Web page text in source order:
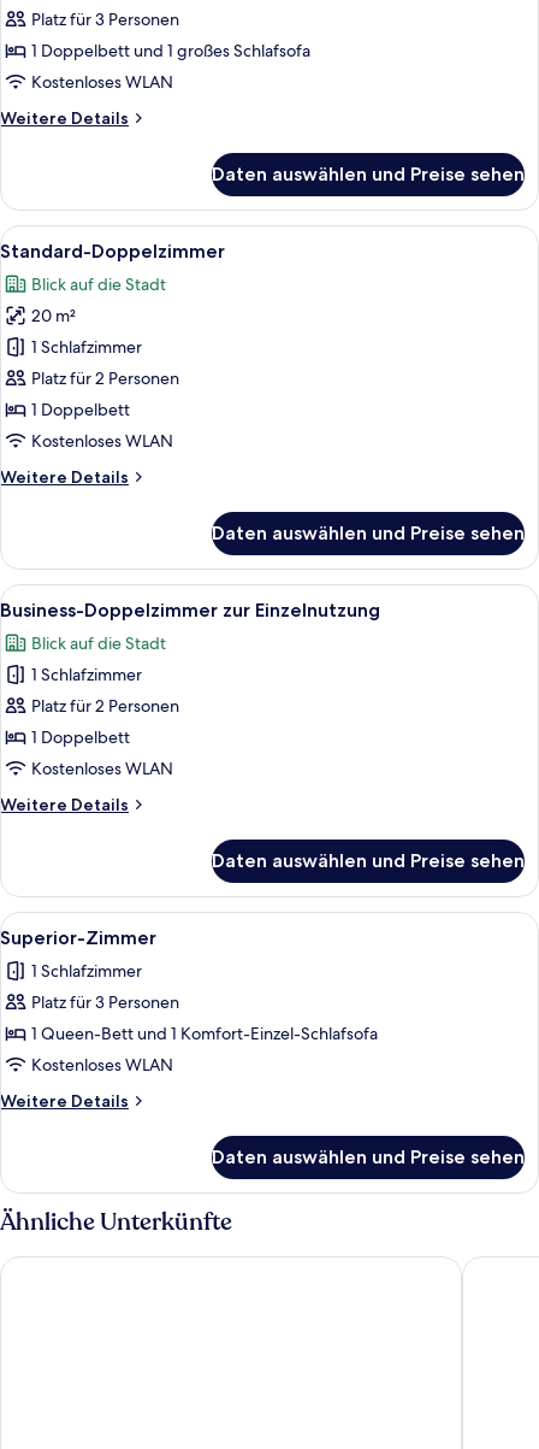
anzeigen
Platz für 3 Personen
1 Doppelbett und 1 großes Schlafsofa
Kostenloses WLAN
Weitere Details
Weitere
Apartment
Daten auswählen und Preise sehen
Alle
Fotos
für
Standard-
Doppelzimmer
anzeigen
Ein Schlafzimmer mit einem Bett,
36
Standard-Doppelzimmer
Blick auf die Stadt
20 m²
1 Schlafzimmer
Platz für 2 Personen
1 Doppelbett
Kostenloses WLAN
Weitere Details
Weitere
Doppelzimmer
Daten auswählen und Preise sehen
Alle
Fotos
für
Business-
Doppelzimmer
zur
Einzelnutzung
Ein Hotelzimmer mit Bett,
29
Business-Doppelzimmer zur Einzelnutzung
Blick auf die Stadt
1 Schlafzimmer
Platz für 2 Personen
1 Doppelbett
Kostenloses WLAN
Weitere Details
Weitere
Doppelzimmer
zur
Einzelnutzung
Daten auswählen und Preise sehen
Alle
Fotos
für
Superior-
Zimmer
anzeigen
Ein Hotelzimmer mit einem Bett,
11
Superior-Zimmer
1 Schlafzimmer
Platz für 3 Personen
1 Queen-Bett und 1 Komfort-Einzel-Schlafsofa
Kostenloses WLAN
Weitere Details
Weitere
Zimmer
Daten auswählen und Preise sehen
Ähnliche Unterkünfte
Radisson Blu Hotel, Szczecin Hotel